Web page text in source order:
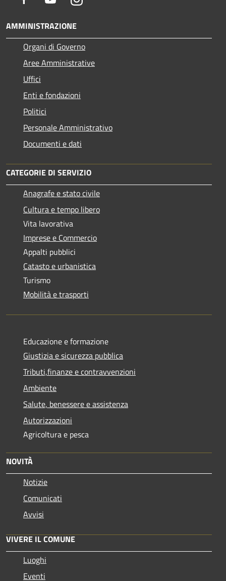
AMMINISTRAZIONE
Organi di Governo
Aree Amministrative
Uffici
Enti e fondazioni
Politici
Personale Amministrativo
Documenti e dati
CATEGORIE DI SERVIZIO
Anagrafe e stato civile
Cultura e tempo libero
Vita lavorativa
Imprese e Commercio
Appalti pubblici
Catasto e urbanistica
Turismo
Mobilità e trasporti
Educazione e formazione
Giustizia e sicurezza pubblica
Tributi,finanze e contravvenzioni
Ambiente
Salute, benessere e assistenza
Autorizzazioni
Agricoltura e pesca
NOVITÀ
Notizie
Comunicati
Avvisi
VIVERE IL COMUNE
Luoghi
Eventi